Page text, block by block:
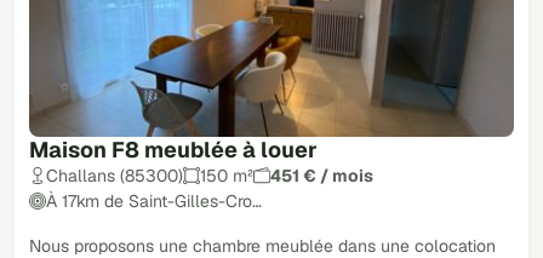
Maison F8 meublée à louer
Challans (85300) 150 m²
451 € / mois
À 17km de Saint-Gilles-Cro…
Nous proposons une chambre meublée dans une colocation